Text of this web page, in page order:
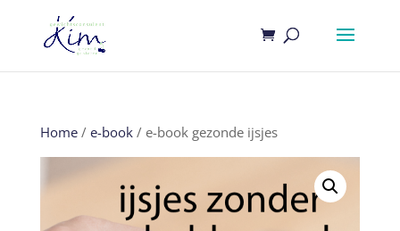
Home/ e-book/ e-book gezonde ijsjes